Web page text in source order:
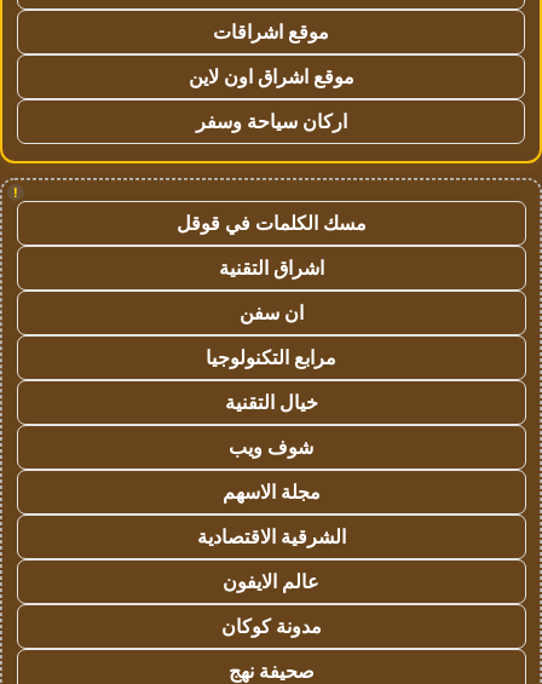
موقع اشراقات
موقع اشراق اون لاين
اركان سياحة وسفر
!
مسك الكلمات في قوقل
اشراق التقنية
ان سفن
مرابع التكنولوجيا
خيال التقنية
شوف ويب
مجلة الاسهم
الشرقية الاقتصادية
عالم الايفون
مدونة كوكان
صحيفة نهج